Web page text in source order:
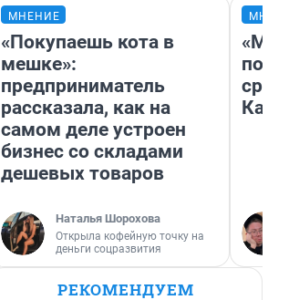
МНЕНИЕ
«Покупаешь кота в
мешке»:
предприниматель
рассказала, как на
самом деле устроен
бизнес со складами
дешевых товаров
Наталья Шорохова
Открыла кофейную точку на
деньги соцразвития
РЕКОМЕНДУЕМ